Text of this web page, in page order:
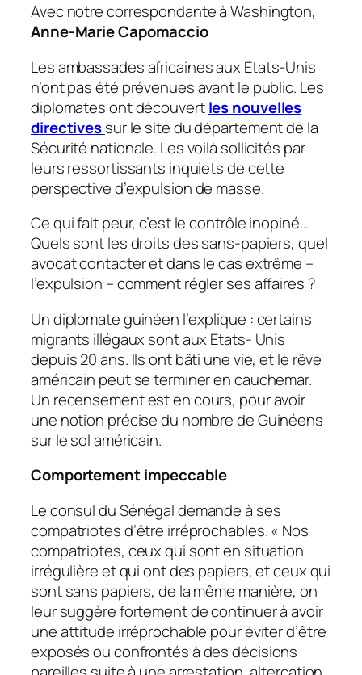
Avec notre correspondante à Washington,
Anne-Marie Capomaccio
Les ambassades africaines aux Etats-Unis
n’ont pas été prévenues avant le public. Les
diplomates ont découvertles nouvelles
directivessur le site du département de la
Sécurité nationale. Les voilà sollicités par
leurs ressortissants inquiets de cette
perspective d’expulsion de masse.
Ce qui fait peur, c’est le contrôle inopiné…
Quels sont les droits des sans-papiers, quel
avocat contacter et dans le cas extrême –
l’expulsion – comment régler ses affaires ?
Un diplomate guinéen l’explique : certains
migrants illégaux sont aux Etats- Unis
depuis 20 ans. Ils ont bâti une vie, et le rêve
américain peut se terminer en cauchemar.
Un recensement est en cours, pour avoir
une notion précise du nombre de Guinéens
sur le sol américain.
Comportement impeccable
Le consul du Sénégal demande à ses
compatriotes d’être irréprochables. « Nos
compatriotes, ceux qui sont en situation
irrégulière et qui ont des papiers, et ceux qui
sont sans papiers, de la même manière, on
leur suggère fortement de continuer à avoir
une attitude irréprochable pour éviter d’être
exposés ou confrontés à des décisions